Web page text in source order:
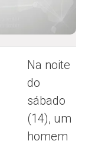
Na noite
do
sábado
(14), um
homem